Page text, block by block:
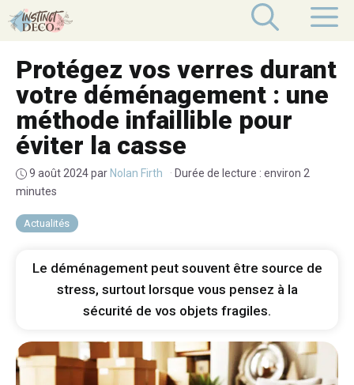
Aller
au
Actualités
Protégez vos verres durant
votre déménagement : une
méthode infaillible pour
éviter la casse
9 août 2024par Nolan Firth · Durée de lecture : environ 2
minutes
Le déménagement peut souvent être source de
stress, surtout lorsque vous pensez à la
sécurité de vos objets fragiles.